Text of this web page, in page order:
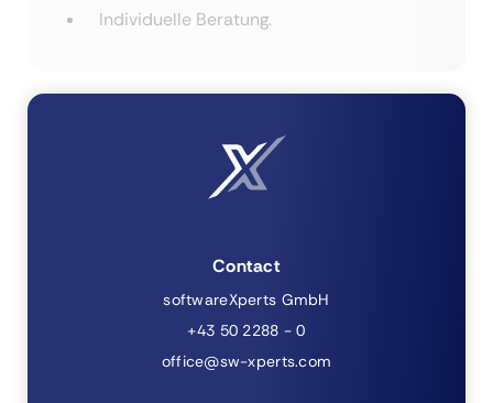
Individuelle Beratung.
Contact
softwareXperts GmbH
+43 50 2288 - 0
office@sw-xperts.com